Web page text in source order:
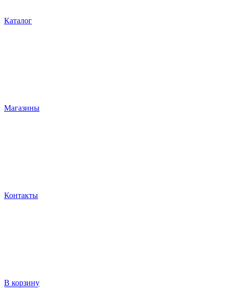
Каталог
Магазины
Контакты
В корзину